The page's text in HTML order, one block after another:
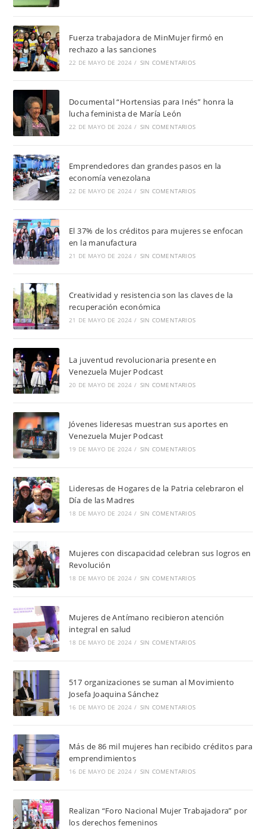
Fuerza trabajadora de MinMujer firmó en
rechazo a las sanciones
22 DE MAYO DE 2024 / SIN COMENTARIOS
Documental “Hortensias para Inés” honra la
lucha feminista de María León
22 DE MAYO DE 2024 / SIN COMENTARIOS
Emprendedores dan grandes pasos en la
economía venezolana
22 DE MAYO DE 2024 / SIN COMENTARIOS
El 37% de los créditos para mujeres se enfocan
en la manufactura
21 DE MAYO DE 2024 / SIN COMENTARIOS
Creatividad y resistencia son las claves de la
recuperación económica
21 DE MAYO DE 2024 / SIN COMENTARIOS
La juventud revolucionaria presente en
Venezuela Mujer Podcast
20 DE MAYO DE 2024 / SIN COMENTARIOS
Jóvenes lideresas muestran sus aportes en
Venezuela Mujer Podcast
19 DE MAYO DE 2024 / SIN COMENTARIOS
Lideresas de Hogares de la Patria celebraron el
Día de las Madres
18 DE MAYO DE 2024 / SIN COMENTARIOS
Mujeres con discapacidad celebran sus logros en
Revolución
18 DE MAYO DE 2024 / SIN COMENTARIOS
Mujeres de Antímano recibieron atención
integral en salud
18 DE MAYO DE 2024 / SIN COMENTARIOS
517 organizaciones se suman al Movimiento
Josefa Joaquina Sánchez
16 DE MAYO DE 2024 / SIN COMENTARIOS
Más de 86 mil mujeres han recibido créditos para
emprendimientos
16 DE MAYO DE 2024 / SIN COMENTARIOS
Realizan “Foro Nacional Mujer Trabajadora” por
los derechos femeninos